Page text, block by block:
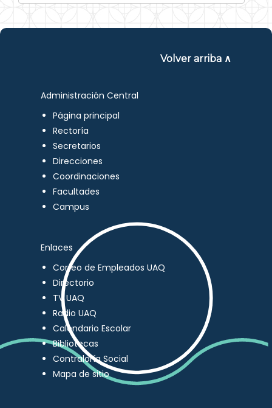
Volver arriba ∧
Administración Central
Página principal
Rectoría
Secretarios
Direcciones
Coordinaciones
Facultades
Campus
Enlaces
Correo de Empleados UAQ
Directorio
TV UAQ
Radio UAQ
Calendario Escolar
Bibliotecas
Contraloría Social
Mapa de sitio